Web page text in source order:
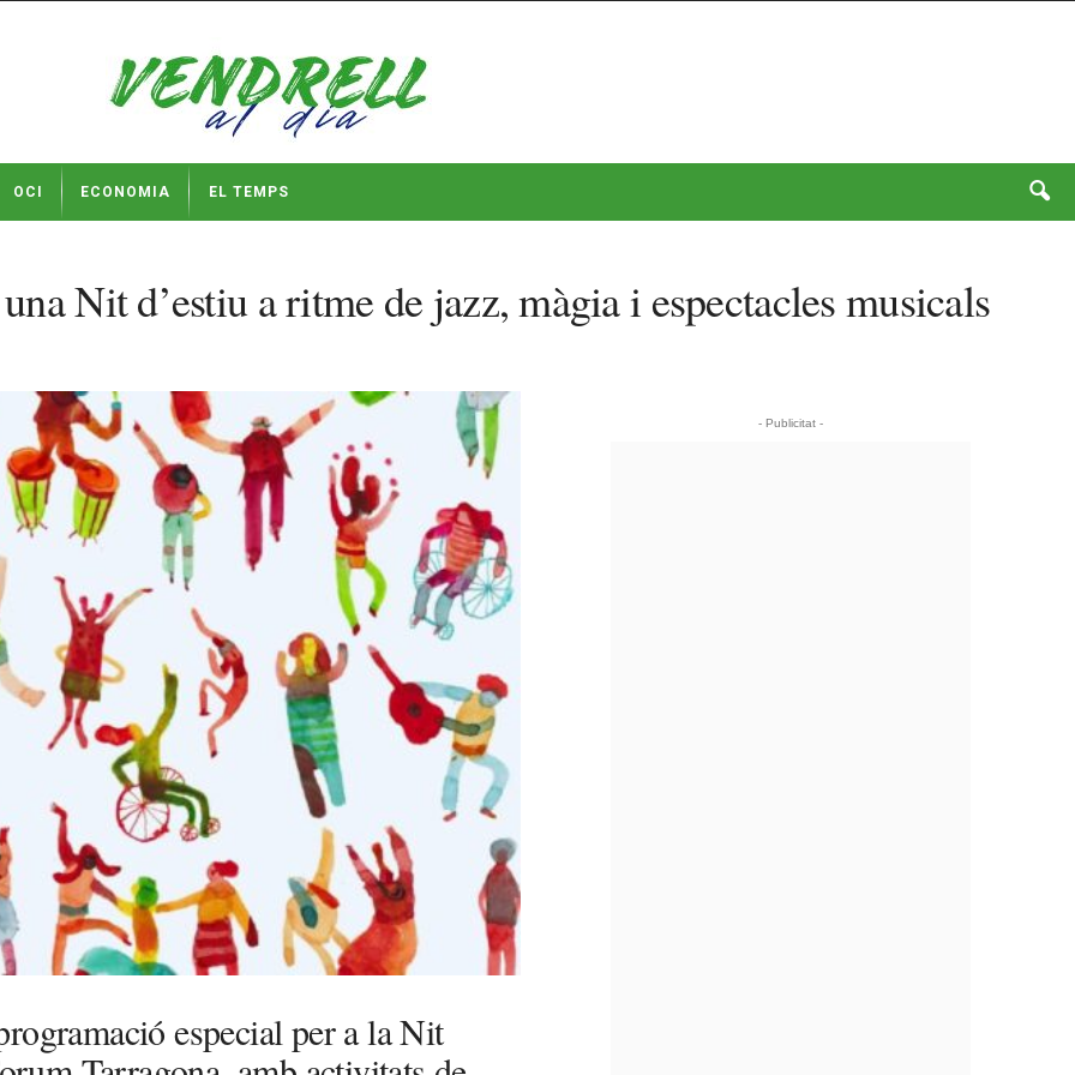
OCI ECONOMIA EL TEMPS
Nit d’estiu a ritme de jazz, màgia i espectacles musicals
especial per a la Nit
- Publicitat -